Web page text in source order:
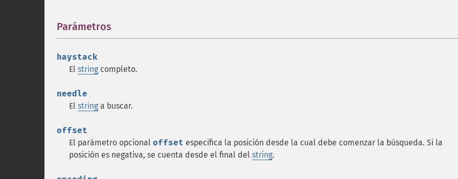
Parámetros
haystack
El string completo.
needle
El string a buscar.
offset
El parámetro opcional offset especifica la posición desde la cual debe comenzar la búsqueda. Si la
posición es negativa, se cuenta desde el final del string.